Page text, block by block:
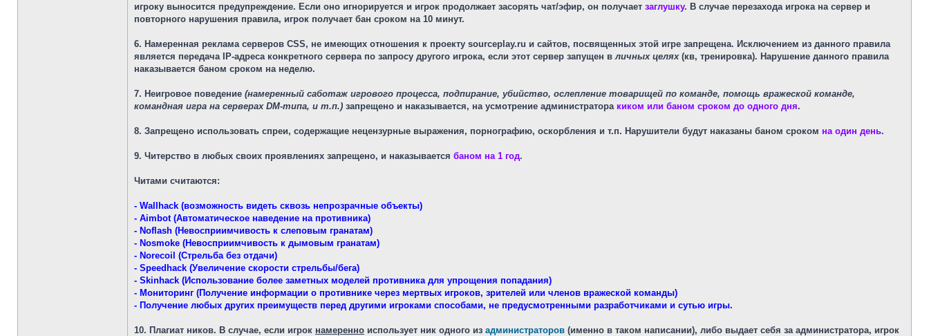
игроку выносится предупреждение. Если оно игнорируется и игрок продолжает засорять чат/эфир, он получает заглушку. В случае перезахода игрока на сервер и
повторного нарушения правила, игрок получает бан сроком на 10 минут.
6. Намеренная рекламасерверов CSS, не имеющих отношения к проекту sourceplay.ru и сайтов, посвященных этой игре запрещена. Исключением из данного правила
является передача IP-адреса конкретного сервера по запросу другого игрока, если этот сервер запущен вличных целях(кв, тренировка). Нарушение данного правила
наказывается баном сроком на неделю.
7. Неигровое поведение (намеренный саботаж игрового процесса, подпирание, убийство, ослепление товарищей по команде, помощь вражеской команде,
командная игра на серверах DM-типа, и т.п.) запрещено и наказывается, на усмотрение администратора киком или баном сроком до одного дня.
8. Запрещено использовать спреи, содержащие нецензурные выражения, порнографию, оскорбления и т.п. Нарушители будут наказаны баном сроком на один день.
9. Читерство в любых своих проявлениях запрещено, и наказывается баном на 1 год.
Читами считаются:
- Wallhack (возможность видеть сквозь непрозрачные объекты)
- Aimbot (Автоматическое наведение на противника)
- Noflash (Невосприимчивость к слеповым гранатам)
- Nosmoke (Невосприимчивость к дымовым гранатам)
- Norecoil (Стрельба без отдачи)
- Speedhack (Увеличение скорости стрельбы/бега)
- Skinhack (Использование более заметных моделей противника для упрощения попадания)
- Мониторинг (Получение информации о противнике через мертвых игроков, зрителей или членов вражеской команды)
- Получение любых других преимуществ перед другими игроками способами, не предусмотренными разработчиками и сутью игры.
10. Плагиат ников. В случае, если игрок намеренно использует ник одного из администраторов (именно в таком написании), либо выдает себя за администратора, игрок